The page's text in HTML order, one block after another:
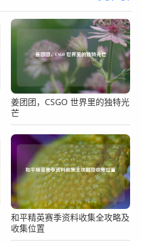
姜团团，CSGO 世界里的独特光
芒
和平精英赛季资料收集全攻略及
收集位置